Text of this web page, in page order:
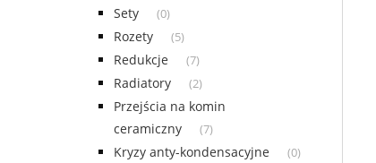
Sety (0)
Rozety (5)
Redukcje (7)
Radiatory (2)
Przejścia na komin
ceramiczny
(7)
Kryzy anty-kondensacyjne (0)